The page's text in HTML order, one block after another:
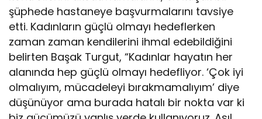
şüphede hastaneye başvurmalarını tavsiye
etti. Kadınların güçlü olmayı hedeflerken
zaman zaman kendilerini ihmal edebildiğini
belirten Başak Turgut, “Kadınlar hayatın her
alanında hep güçlü olmayı hedefliyor. ‘Çok iyi
olmalıyım, mücadeleyi bırakmamalıyım’ diye
düşünüyor ama burada hatalı bir nokta var ki